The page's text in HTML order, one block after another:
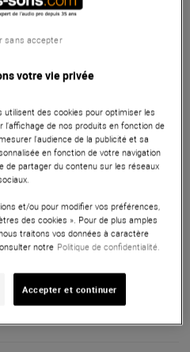
votre vie privée
des cookies pour optimiser les
de nos produits en fonction de
l'audience de la publicité et sa
en fonction de votre navigation
de partager du contenu sur les réseaux
et/ou pour modifier vos préférences,
des cookies ». Pour de plus amples
traitons vos données à caractère
notre Politique de confidentialité.
Accepter et continuer
sans accepter